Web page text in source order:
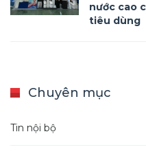
nước cao
tiêu dùng
Chuyên mục
Tin nội bộ